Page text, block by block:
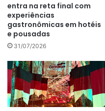
entra na reta final com
experiências
gastronômicas em hotéis
e pousadas
31/07/2026